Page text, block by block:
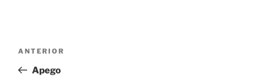
Entrada
anterior
ANTERIOR
Apego